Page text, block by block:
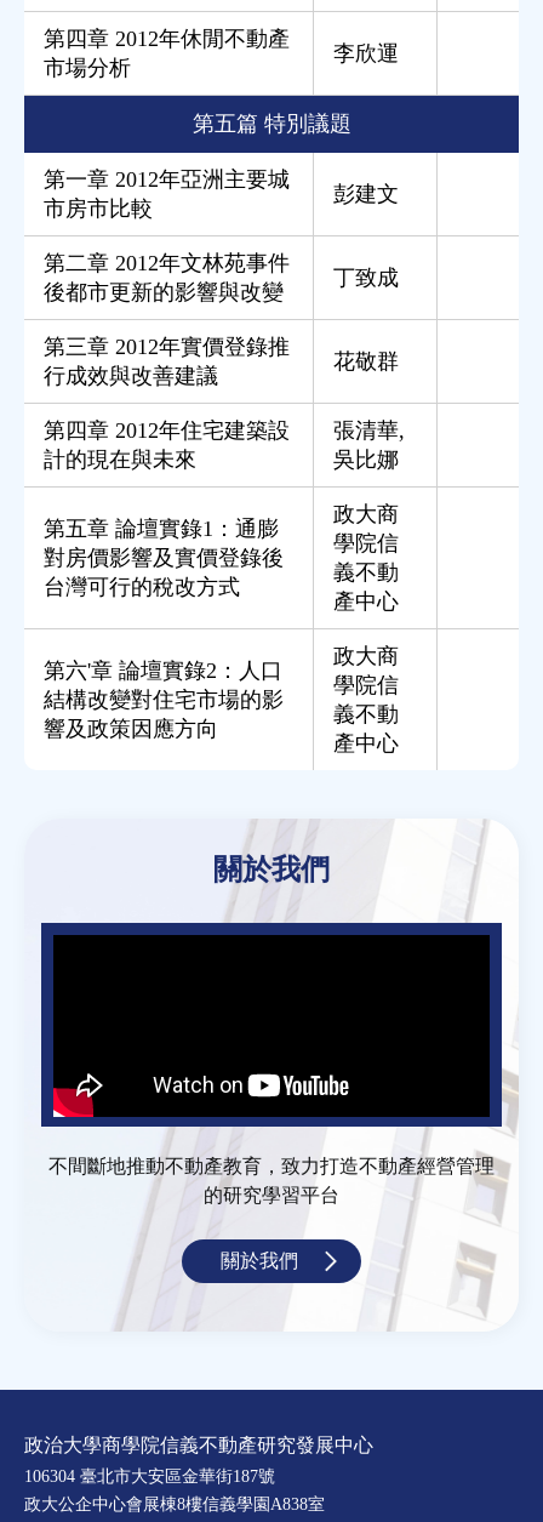
第四章 2012年休閒不動產
市場分析
李欣運
第五篇 特別議題
第一章 2012年亞洲主要城
市房市比較
彭建文
第二章 2012年文林苑事件
後都市更新的影響與改變
丁致成
第三章 2012年實價登錄推
行成效與改善建議
花敬群
第四章 2012年住宅建築設
計的現在與未來
張清華,
吳比娜
第五章 論壇實錄1：通膨
對房價影響及實價登錄後
台灣可行的稅改方式
政大商
學院信
義不動
產中心
第六'章 論壇實錄2：人口
結構改變對住宅市場的影
響及政策因應方向
政大商
學院信
義不動
產中心
關於我們
不間斷地推動不動產教育，致力打造不動產經營管理
的研究學習平台
關於我們
政治大學商學院信義不動產研究發展中心
106304 臺北市大安區金華街187號
政大公企中心會展棟8樓信義學園A838室